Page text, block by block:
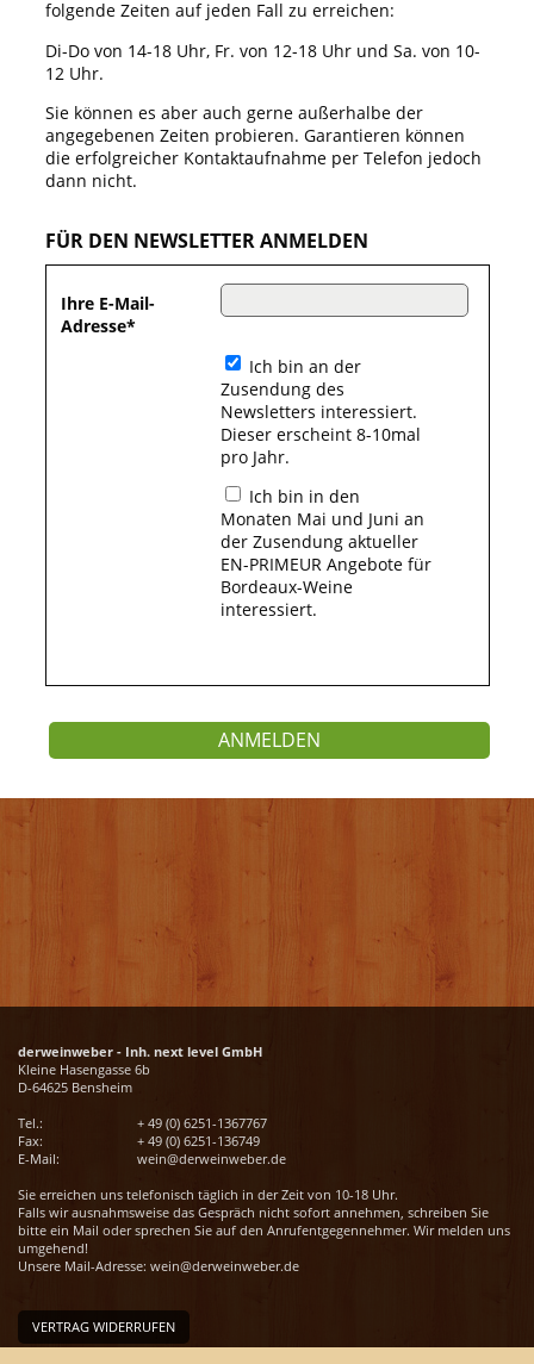
folgende Zeiten auf jeden Fall zu erreichen:
Di-Do von 14-18 Uhr, Fr. von 12-18 Uhr und Sa. von 10-
12 Uhr.
Sie können es aber auch gerne außerhalbe der
angegebenen Zeiten probieren. Garantieren können
die erfolgreicher Kontaktaufnahme per Telefon jedoch
dann nicht.
FÜR DEN NEWSLETTER ANMELDEN
Ihre E-Mail-
Adresse
Ich bin an der
Zusendung des
Newsletters interessiert.
Dieser erscheint 8-10mal
pro Jahr.
Ich bin in den
Monaten Mai und Juni an
der Zusendung aktueller
EN-PRIMEUR Angebote für
Bordeaux-Weine
interessiert.
ANMELDEN
derweinweber - Inh. next level GmbH
Kleine Hasengasse 6b
D-64625 Bensheim
Tel.:
+ 49 (0) 6251-1367767
Fax:
+ 49 (0) 6251-136749
E-Mail:
wein@derweinweber.de
Sie erreichen uns telefonisch täglich in der Zeit von 10-18 Uhr.
Falls wir ausnahmsweise das Gespräch nicht sofort annehmen, schreiben Sie
bitte ein Mail oder sprechen Sie auf den Anrufentgegennehmer. Wir melden uns
umgehend!
Unsere Mail-Adresse: wein@derweinweber.de
VERTRAG WIDERRUFEN